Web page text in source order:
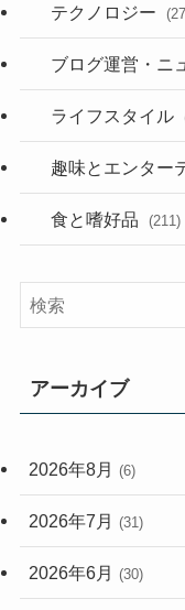
テクノロジー
(36)
(187)
ブログ運営・ニ
(118)
(181)
ライフスタイル
(394)
(282)
(33)
(248)
趣味とエンター
(56)
食と嗜好品 (211)
アーカイブ
2026年8月 (6)
2026年7月 (31)
2026年6月 (30)